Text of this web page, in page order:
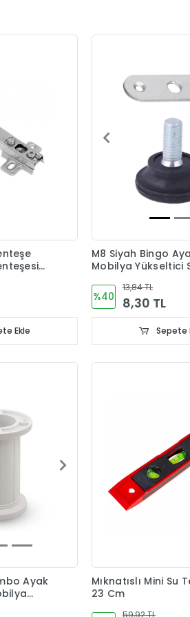
Ekle
M8 Siyah Bingo
Mobilya Yükseltici
%40
13,84 TL
8,30 TL
Sepete
Ayak
Mıknatıslı Mini Su
23 Cm
59,92 TL